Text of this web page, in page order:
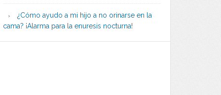
¿Cómo ayudo a mi hijo a no orinarse en la
cama? ¡Alarma para la enuresis nocturna!